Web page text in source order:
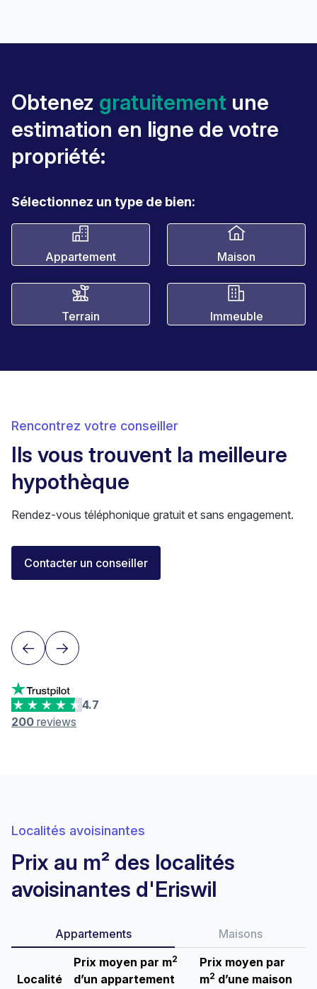
Obtenez gratuitement une
estimation en ligne de votre
propriété:
Sélectionnez un type de bien:
Appartement Maison
Terrain Immeuble
Rencontrez votre conseiller
Ils vous trouvent la meilleure
hypothèque
Rendez-vous téléphonique gratuit et sans engagement.
Contacter un conseiller
Florent Buser
Area Sales Director Romandie
4.7
200 reviews
Localités avoisinantes
Prix au m² des localités
avoisinantes d'Eriswil
Appartements Maisons
Localité
Prix moyen par m2
d’un appartement
Prix moyen par
m2 d’une maison